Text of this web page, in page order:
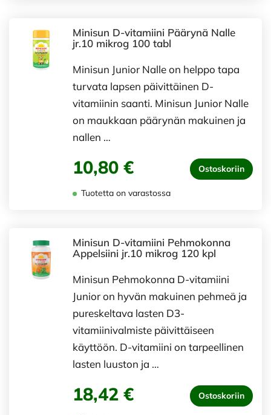
Minisun D-vitamiini Päärynä Nalle
jr.10 mikrog 100 tabl
Minisun Junior Nalle on helppo tapa
turvata lapsen päivittäinen D-
vitamiinin saanti. Minisun Junior Nalle
on maukkaan päärynän makuinen ja
nallen …
10,80 € Ostoskoriin
Tuotetta on varastossa
Minisun D-vitamiini Pehmokonna
Appelsiini jr.10 mikrog 120 kpl
Minisun Pehmokonna D-vitamiini
Junior on hyvän makuinen pehmeä ja
pureskeltava lasten D3-
vitamiinivalmiste päivittäiseen
käyttöön. D-vitamiini on tarpeellinen
lasten luuston ja …
18,42 € Ostoskoriin